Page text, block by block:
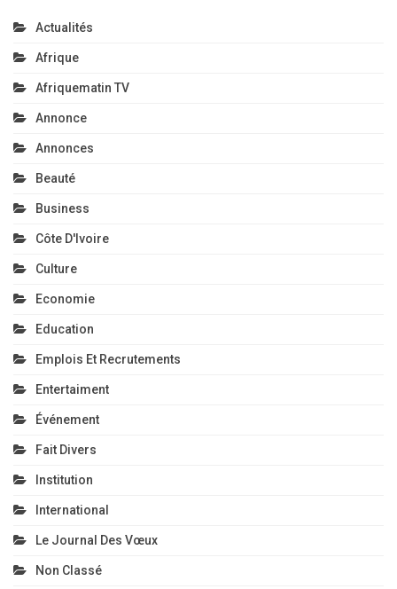
Actualités
Afrique
Afriquematin TV
Annonce
Annonces
Beauté
Business
Côte D'Ivoire
Culture
Economie
Education
Emplois Et Recrutements
Entertaiment
Événement
Fait Divers
Institution
International
Le Journal Des Vœux
Non Classé